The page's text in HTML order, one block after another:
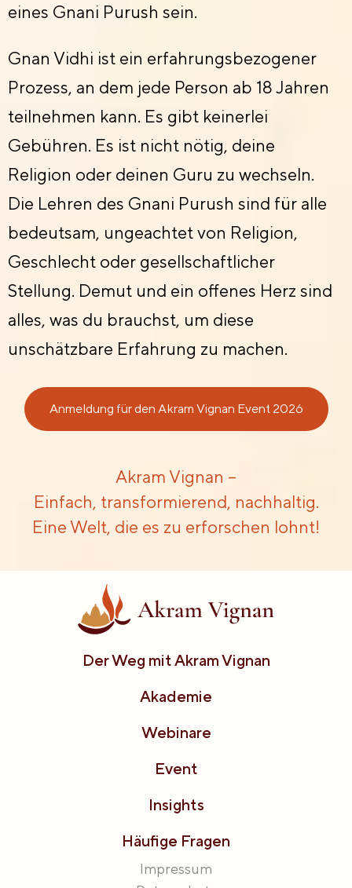
eines Gnani Purush sein.
Gnan Vidhi ist ein erfahrungsbezogener
Prozess, an dem jede Person ab 18 Jahren
teilnehmen kann. Es gibt keinerlei
Gebühren. Es ist nicht nötig, deine
Religion oder deinen Guru zu wechseln.
Die Lehren des Gnani Purush sind für alle
bedeutsam, ungeachtet von Religion,
Geschlecht oder gesellschaftlicher
Stellung. Demut und ein offenes Herz sind
alles, was du brauchst, um diese
unschätzbare Erfahrung zu machen.
Anmeldung für den Akram Vignan Event 2026
Akram Vignan –
Einfach, transformierend, nachhaltig.
Eine Welt, die es zu erforschen lohnt!
Der Weg mit Akram Vignan
Akademie
Webinare
Event
Insights
Häufige Fragen
Impressum